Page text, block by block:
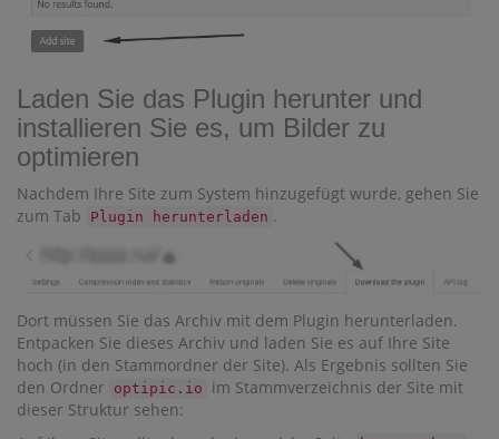
Laden Sie das Plugin herunter und
installieren Sie es, um Bilder zu
optimieren
Nachdem Ihre Site zum System hinzugefügt wurde, gehen Sie
zum Tab
Plugin herunterladen .
Dort müssen Sie das Archiv mit dem Plugin herunterladen.
Entpacken Sie dieses Archiv und laden Sie es auf Ihre Site
hoch (in den Stammordner der Site). Als Ergebnis sollten Sie
den Ordner optipic.io
im Stammverzeichnis der Site mit
dieser Struktur sehen: